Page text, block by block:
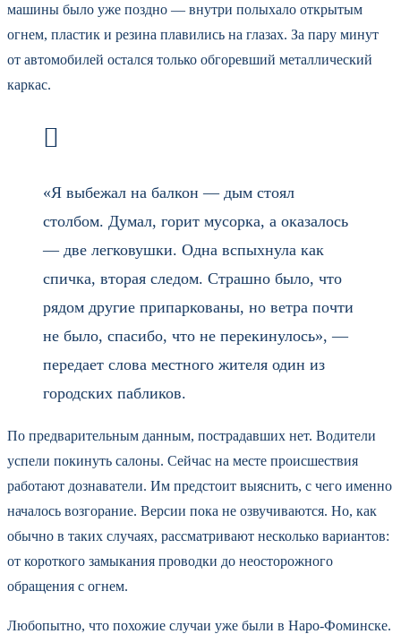
машины было уже поздно — внутри полыхало открытым
огнем, пластик и резина плавились на глазах. За пару минут
от автомобилей остался только обгоревший металлический
каркас.
«Я выбежал на балкон — дым стоял
столбом. Думал, горит мусорка, а оказалось
— две легковушки. Одна вспыхнула как
спичка, вторая следом. Страшно было, что
рядом другие припаркованы, но ветра почти
не было, спасибо, что не перекинулось», —
передает слова местного жителя один из
городских пабликов.
По предварительным данным, пострадавших нет. Водители
успели покинуть салоны. Сейчас на месте происшествия
работают дознаватели. Им предстоит выяснить, с чего именно
началось возгорание. Версии пока не озвучиваются. Но, как
обычно в таких случаях, рассматривают несколько вариантов:
от короткого замыкания проводки до неосторожного
обращения с огнем.
Любопытно, что похожие случаи уже были в Наро-Фоминске.